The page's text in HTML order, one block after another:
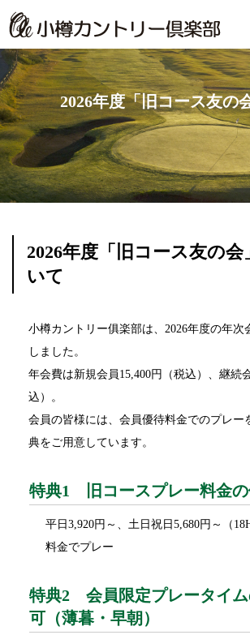
2026年度「旧コース友の
2026年度「旧コース友の会
いて
小樽カントリー俱楽部は、2026年度の年次
しました。
年会費は新規会員15,400円（税込）、継続
込）。
会員の皆様には、会員優待料金でのプレー
典をご用意しています。
特典1 旧コースプレー料金
平日3,920円～、土日祝日5,680円～（
料金でプレー
特典2 会員限定プレータイム
可（薄暮・早朝）